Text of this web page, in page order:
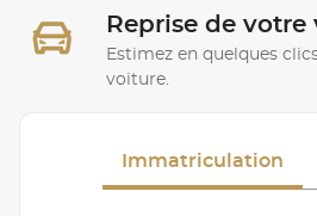
Reprise de
Estimez en quelques
voiture.
Immatriculation